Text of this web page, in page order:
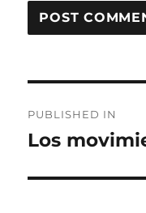
navigation
PUBLISHED IN
Los